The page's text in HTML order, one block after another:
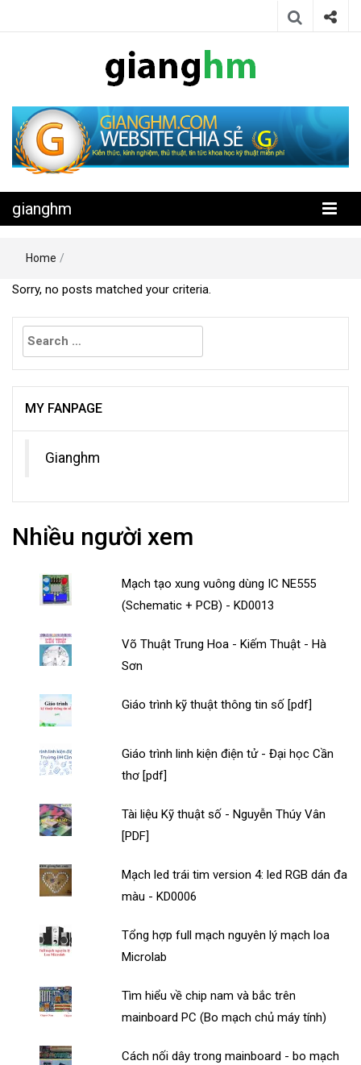
gianghm
kỹ thuật miễn phí
gianghm
Home /
Sorry, no posts matched your criteria.
Search
for:
MY FANPAGE
Gianghm
Nhiều người xem
Mạch tạo xung vuông dùng IC NE555
(Schematic + PCB) - KD0013
Võ Thuật Trung Hoa - Kiếm Thuật - Hà
Sơn
Giáo trình kỹ thuật thông tin số [pdf]
Giáo trình linh kiện điện tử - Đại học Cần
thơ [pdf]
Tài liệu Kỹ thuật số - Nguyễn Thúy Vân
[PDF]
Mạch led trái tim version 4: led RGB dán đa
màu - KD0006
Tổng hợp full mạch nguyên lý mạch loa
Microlab
Tìm hiểu về chip nam và bắc trên
mainboard PC (Bo mạch chủ máy tính)
Cách nối dây trong mainboard - bo mạch